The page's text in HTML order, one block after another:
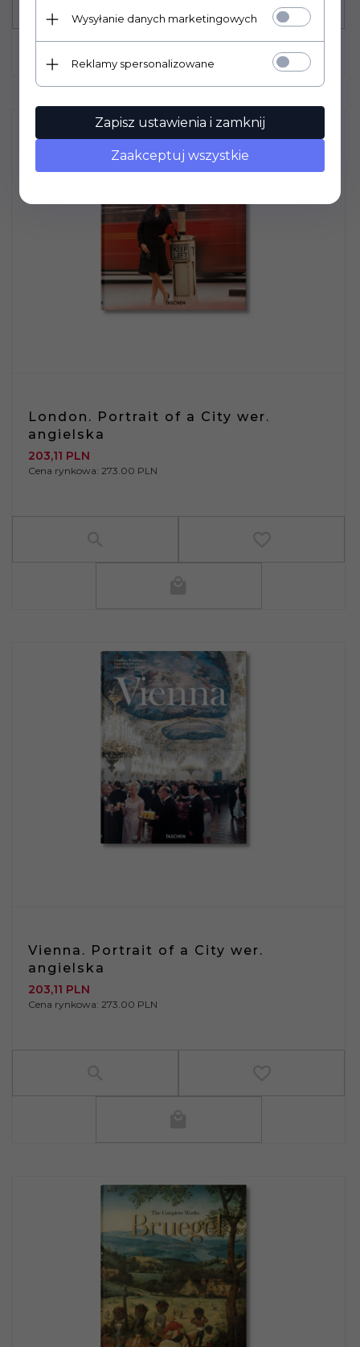
London. Portrait of a City wer.
angielska
203,11 PLN
Cena rynkowa: 273.00 PLN
Vienna. Portrait of a City wer.
angielska
203,11 PLN
Cena rynkowa: 273.00 PLN
Wysyłanie danych marketingowych
Reklamy spersonalizowane
Zapisz ustawienia i zamknij
Zaakceptuj wszystkie